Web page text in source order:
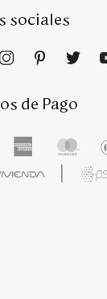
sociales
de Pago